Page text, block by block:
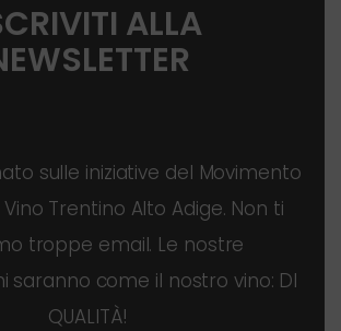
ALLA
sulle iniziative del Movimento
Trentino Alto Adige. Non ti
troppe email. Le nostre
saranno come il nostro vino: DI
QUALITÀ!